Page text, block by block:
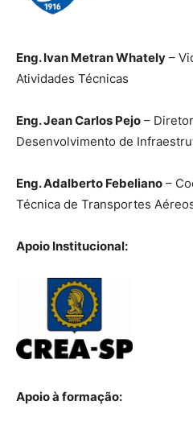
Eng. Ivan Metran Whately –
Atividades Técnicas
Eng. Jean Carlos Pejo –
Desenvolvimento de
Eng. Adalberto Febeliano –
Técnica de Transportes
Apoio Institucional:
Apoio à formação: